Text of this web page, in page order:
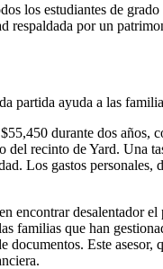
los estudiantes de
respaldada por un
partida ayuda a las
durante dos años,
recinto de Yard. Una
Los gastos
encontrar desalentador
familias que han
Este